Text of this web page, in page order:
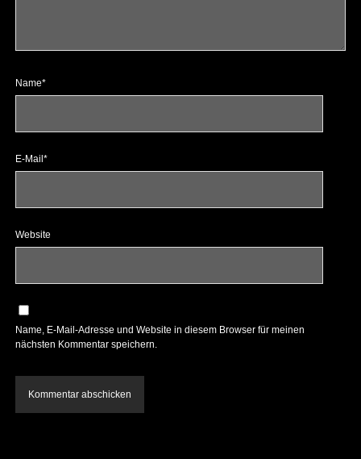
Name*
E-Mail*
Website
Name, E-Mail-Adresse und Website in diesem Browser für meinen
nächsten Kommentar speichern.